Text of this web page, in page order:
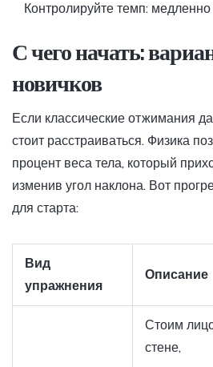
Контролируйте темп:
С чего начать:
новичков
Если классические отжимания
стоит расстраиваться. Физика
процент веса тела, который
изменив угол наклона. Вот
для старта:
Вид
упражнения
Описание
Стоим
стене,